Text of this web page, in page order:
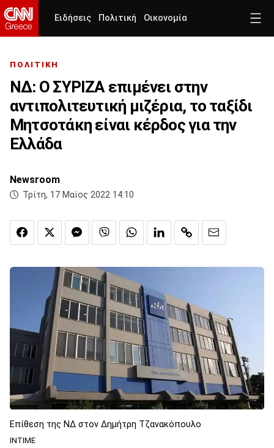
Ειδήσεις Πολιτική Οικονομία
ΠΟΛΙΤΙΚΗ
ΝΔ: Ο ΣΥΡΙΖΑ επιμένει στην
αντιπολιτευτική μιζέρια, το ταξίδι
Μητσοτάκη είναι κέρδος για την
Ελλάδα
Newsroom
Τρίτη, 17 Μαϊος 2022 14:10
Επίθεση της ΝΔ στον Δημήτρη Τζανακόπουλο
ΙΝΤΙΜΕ